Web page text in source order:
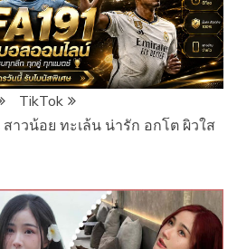
TikTok
าวน้อย ทะเล้น น่ารัก อกโต ผิวใส